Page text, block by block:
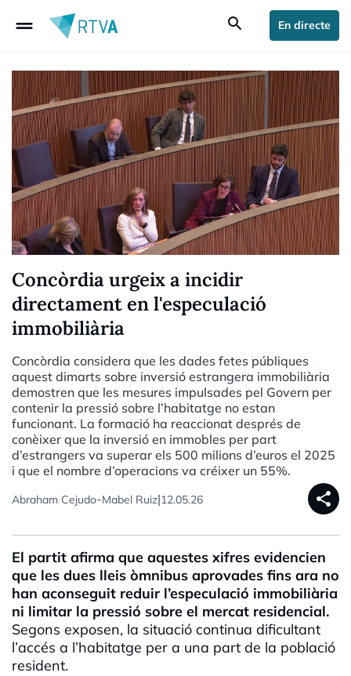
drag_handle search En directe
Concòrdia urgeix a incidir
directament en l'especulació
immobiliària
Concòrdia considera que les dades fetes públiques
aquest dimarts sobre inversió estrangera immobiliària
demostren que les mesures impulsades pel Govern per
contenir la pressió sobre l’habitatge no estan
funcionant. La formació ha reaccionat després de
conèixer que la inversió en immobles per part
d’estrangers va superar els 500 milions d’euros el 2025
i que el nombre d’operacions va créixer un 55%.
Abraham Cejudo-Mabel Ruiz|12.05.26 share
El partit afirma que aquestes xifres evidencien
que les dues lleis òmnibus aprovades fins ara no
han aconseguit reduir l’especulació immobiliària
ni limitar la pressió sobre el mercat residencial.
Segons exposen, la situació continua dificultant
l’accés a l’habitatge per a una part de la població
resident.